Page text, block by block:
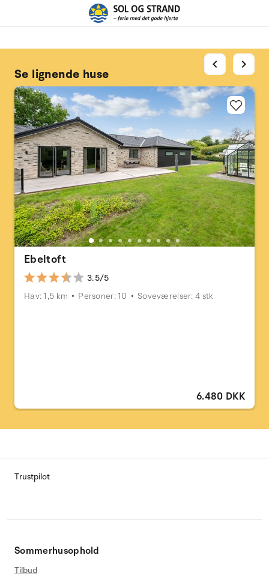
Se lignende huse
Ebeltoft
3.5/5
Hav: 1,5 km
Personer: 10 Soveværelser: 4 stk
6.480 DKK
chevron_left chevron_right
Trustpilot
Sommerhusophold
Tilbud